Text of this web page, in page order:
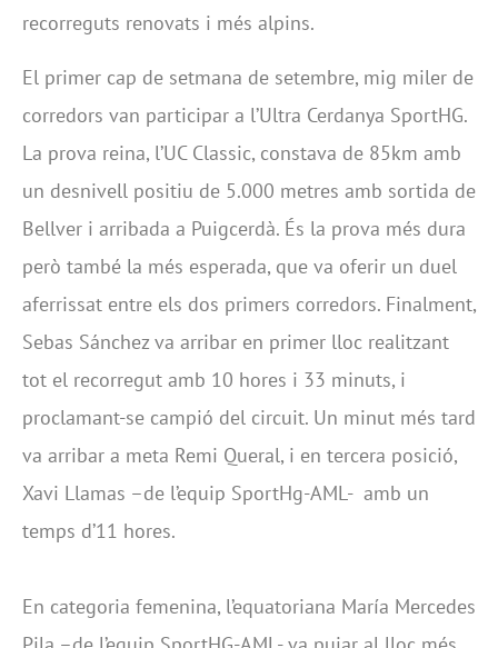
recorreguts renovats i més alpins.
El primer cap de setmana de setembre, mig miler de
corredors van participar a l’Ultra Cerdanya SportHG.
La prova reina, l’UC Classic, constava de 85km amb
un desnivell positiu de 5.000 metres amb sortida de
Bellver i arribada a Puigcerdà. És la prova més dura
però també la més esperada, que va oferir un duel
aferrissat entre els dos primers corredors. Finalment,
Sebas Sánchez va arribar en primer lloc realitzant
tot el recorregut amb 10 hores i 33 minuts, i
proclamant-se campió del circuit. Un minut més tard
va arribar a meta Remi Queral, i en tercera posició,
Xavi Llamas –de l’equip SportHg-AML- amb un
temps d’11 hores.
En categoria femenina, l’equatoriana María Mercedes